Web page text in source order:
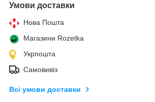
Умови доставки
Нова Пошта
Магазини Rozetka
Укрпошта
Самовивіз
Всі умови доставки